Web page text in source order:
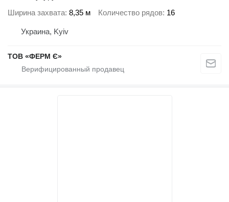
Ширина захвата 8,35 м Количество рядов 16
Украина, Kyiv
ТОВ «ФЕРМ Є»